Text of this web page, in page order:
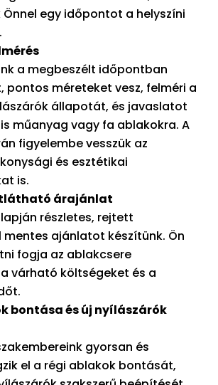
egy időpontot a helyszíni
a megbeszélt időpontban
pontos méreteket vesz, felméri a
állapotát, és javaslatot
műanyag vagy fa ablakokra. A
figyelembe vesszük az
és esztétikai
is.
árajánlat
részletes, rejtett
ajánlatot készítünk. Ön
fogja az ablakcsere
várható költségeket és a
bontása és új nyílászárók
gyorsan és
el a régi ablakok bontását,